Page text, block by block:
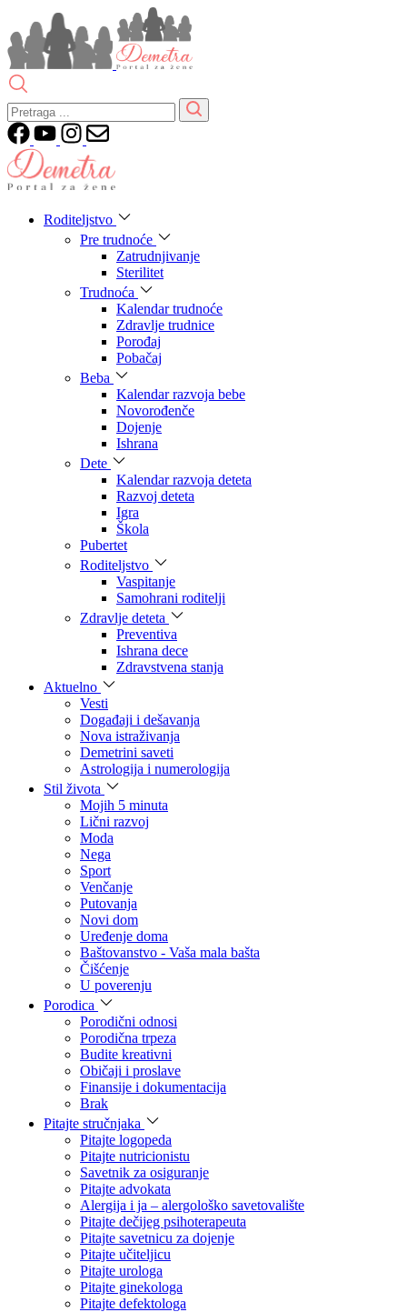
Roditeljstvo
Pre trudnoće
Zatrudnjivanje
Sterilitet
Trudnoća
Kalendar trudnoće
Zdravlje trudnice
Porođaj
Pobačaj
Beba
Kalendar razvoja bebe
Novorođenče
Dojenje
Ishrana
Dete
Kalendar razvoja deteta
Razvoj deteta
Igra
Škola
Pubertet
Roditeljstvo
Vaspitanje
Samohrani roditelji
Zdravlje deteta
Preventiva
Ishrana dece
Zdravstvena stanja
Aktuelno
Vesti
Događaji i dešavanja
Nova istraživanja
Demetrini saveti
Astrologija i numerologija
Stil života
Mojih 5 minuta
Lični razvoj
Moda
Nega
Sport
Venčanje
Putovanja
Novi dom
Uređenje doma
Baštovanstvo - Vaša mala bašta
Čišćenje
U poverenju
Porodica
Porodični odnosi
Porodična trpeza
Budite kreativni
Običaji i proslave
Finansije i dokumentacija
Brak
Pitajte stručnjaka
Pitajte logopeda
Pitajte nutricionistu
Savetnik za osiguranje
Pitajte advokata
Alergija i ja – alergološko savetovalište
Pitajte dečijeg psihoterapeuta
Pitajte savetnicu za dojenje
Pitajte učiteljicu
Pitajte urologa
Pitajte ginekologa
Pitajte defektologa